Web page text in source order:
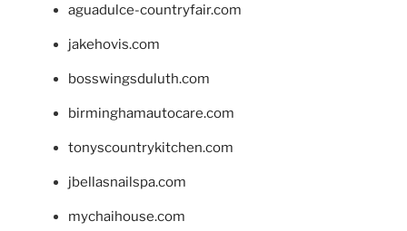
aguadulce-countryfair.com
jakehovis.com
bosswingsduluth.com
birminghamautocare.com
tonyscountrykitchen.com
jbellasnailspa.com
mychaihouse.com